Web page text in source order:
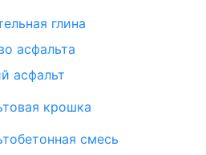
глина
асфальта
асфальт
крошка
смесь